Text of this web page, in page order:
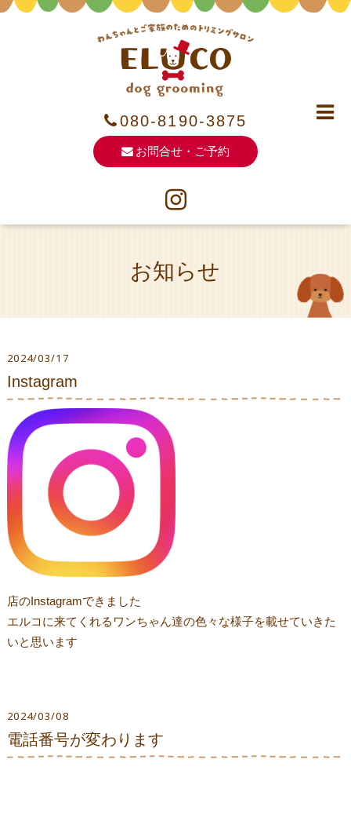
080-8190-3875
お問合せ・ご予約
お知らせ
2024/03/17
Instagram
店のInstagramできました
エルコに来てくれるワンちゃん達の色々な様子を載せていきた
いと思います
2024/03/08
電話番号が変わります